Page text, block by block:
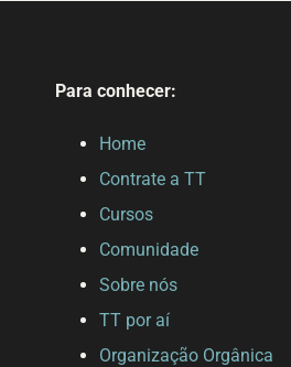
Para conhecer:
Home
Contrate a TT
Cursos
Comunidade
Sobre nós
TT por aí
Organização Orgânica